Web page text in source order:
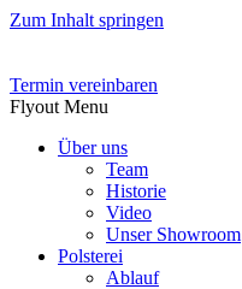
Zum Inhalt springen
Termin vereinbaren
Flyout Menu
Über uns
Team
Historie
Video
Unser Showroom
Polsterei
Ablauf